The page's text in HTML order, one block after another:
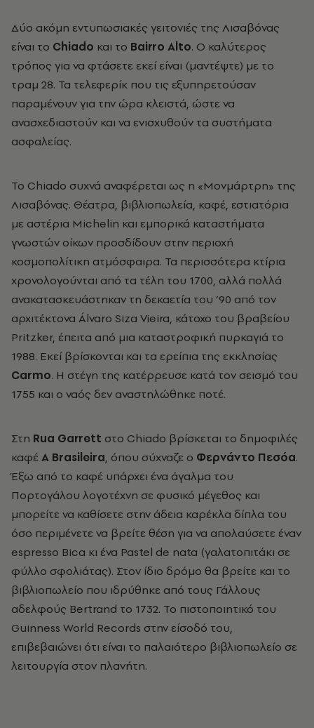
Δύο ακόμη εντυπωσιακές γειτονιές της Λισαβόνας
είναι το Chiado και το Bairro Alto. Ο καλύτερος
τρόπος για να φτάσετε εκεί είναι (μαντέψτε) με το
τραμ 28. Τα τελεφερίκ που τις εξυπηρετούσαν
παραμένουν για την ώρα κλειστά, ώστε να
ανασχεδιαστούν και να ενισχυθούν τα συστήματα
ασφαλείας.
Το Chiado συχνά αναφέρεται ως η «Μονμάρτρη» της
Λισαβόνας. Θέατρα, βιβλιοπωλεία, καφέ, εστιατόρια
με αστέρια Michelin και εμπορικά καταστήματα
γνωστών οίκων προσδίδουν στην περιοχή
κοσμοπολίτικη ατμόσφαιρα. Τα περισσότερα κτίρια
χρονολογούνται από τα τέλη του 1700, αλλά πολλά
ανακατασκευάστηκαν τη δεκαετία του ’90 από τον
αρχιτέκτονα Álvaro Siza Vieira, κάτοχο του βραβείου
Pritzker, έπειτα από μια καταστροφική πυρκαγιά το
1988. Εκεί βρίσκονται και τα ερείπια της εκκλησίας
Carmo. Η στέγη της κατέρρευσε κατά τον σεισμό του
1755 και ο ναός δεν αναστηλώθηκε ποτέ.
Στη Rua Garrett στο Chiado βρίσκεται το δημοφιλές
καφέ A Brasileira, όπου σύχναζε ο Φερνάντο Πεσόα.
Έξω από το καφέ υπάρχει ένα άγαλμα του
Πορτογάλου λογοτέχνη σε φυσικό μέγεθος και
μπορείτε να καθίσετε στην άδεια καρέκλα δίπλα του
όσο περιμένετε να βρείτε θέση για να απολαύσετε έναν
espresso Bica κι ένα Pastel de nata (γαλατοπιτάκι σε
φύλλο σφολιάτας). Στον ίδιο δρόμο θα βρείτε και το
βιβλιοπωλείο που ιδρύθηκε από τους Γάλλους
αδελφούς Bertrand το 1732. Το πιστοποιητικό του
Guinness World Records στην είσοδό του,
επιβεβαιώνει ότι είναι το παλαιότερο βιβλιοπωλείο σε
λειτουργία στον πλανήτη.